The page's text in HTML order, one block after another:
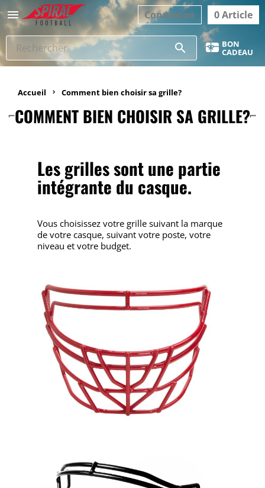
 0 Article
Connexion
search BON
CADEAU
Accueil Comment bien choisir sa grille?
COMMENT BIEN CHOISIR SA GRILLE?
Les grilles sont une partie
intégrante du casque.
Vous choisissez votre grille suivant la marque
de votre casque, suivant votre poste, votre
niveau et votre budget.